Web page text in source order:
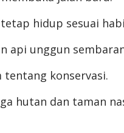
hidup sesuai
api unggun
tentang konservasi.
hutan dan taman